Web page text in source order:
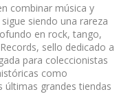
combinar música y
siendo una rareza
en rock, tango,
sello dedicado a
para coleccionistas
como
últimas grandes tiendas